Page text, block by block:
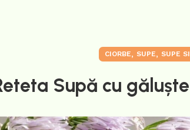
CIORBE, SUPE, SUPE
Supă cu